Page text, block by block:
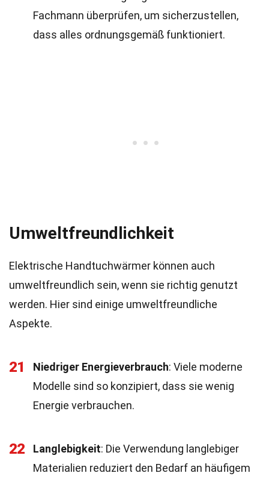
Fachmann überprüfen, um sicherzustellen,
dass alles ordnungsgemäß funktioniert.
Umweltfreundlichkeit
Elektrische Handtuchwärmer können auch
umweltfreundlich sein, wenn sie richtig genutzt
werden. Hier sind einige umweltfreundliche
Aspekte.
21 Niedriger Energieverbrauch: Viele moderne
Modelle sind so konzipiert, dass sie wenig
Energie verbrauchen.
22 Langlebigkeit: Die Verwendung langlebiger
Materialien reduziert den Bedarf an häufigem